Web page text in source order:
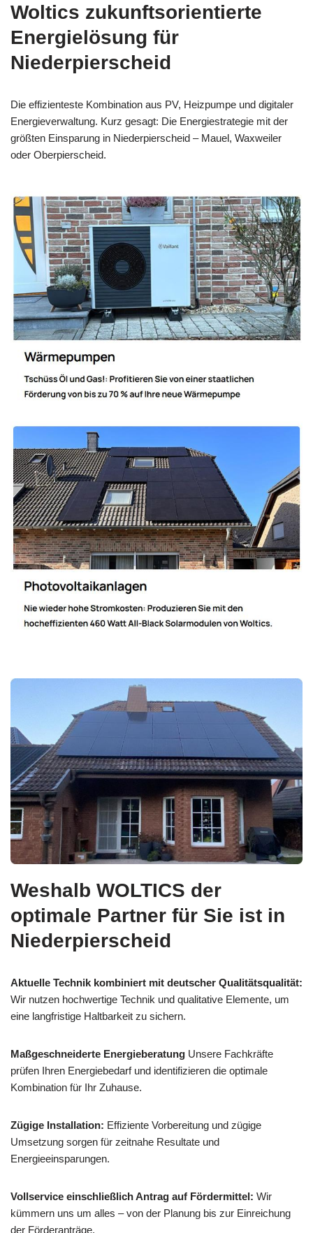
Woltics zukunftsorientierte
Energielösung für
Niederpierscheid
Die effizienteste Kombination aus PV, Heizpumpe und digitaler
Energieverwaltung. Kurz gesagt: Die Energiestrategie mit der
größten Einsparung in Niederpierscheid – Mauel, Waxweiler
oder Oberpierscheid.
Weshalb WOLTICS der
optimale Partner für Sie ist in
Niederpierscheid
Aktuelle Technik kombiniert mit deutscher Qualitätsqualität:
Wir nutzen hochwertige Technik und qualitative Elemente, um
eine langfristige Haltbarkeit zu sichern.
Maßgeschneiderte Energieberatung Unsere Fachkräfte
prüfen Ihren Energiebedarf und identifizieren die optimale
Kombination für Ihr Zuhause.
Zügige Installation: Effiziente Vorbereitung und zügige
Umsetzung sorgen für zeitnahe Resultate und
Energieeinsparungen.
Vollservice einschließlich Antrag auf Fördermittel: Wir
kümmern uns um alles – von der Planung bis zur Einreichung
der Förderanträge.